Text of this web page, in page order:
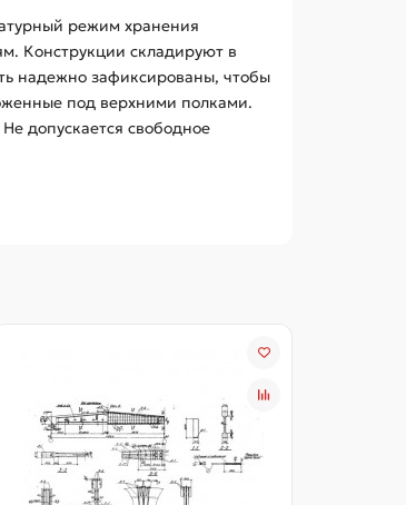
режим хранения
Конструкции складируют в
надежно зафиксированы, чтобы
под верхними полками.
допускается свободное